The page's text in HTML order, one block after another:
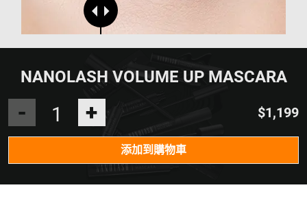
NANOLASH VOLUME UP MASCARA
- + $1,199
添加到購物車